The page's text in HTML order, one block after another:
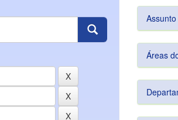
Assunto
Áreas